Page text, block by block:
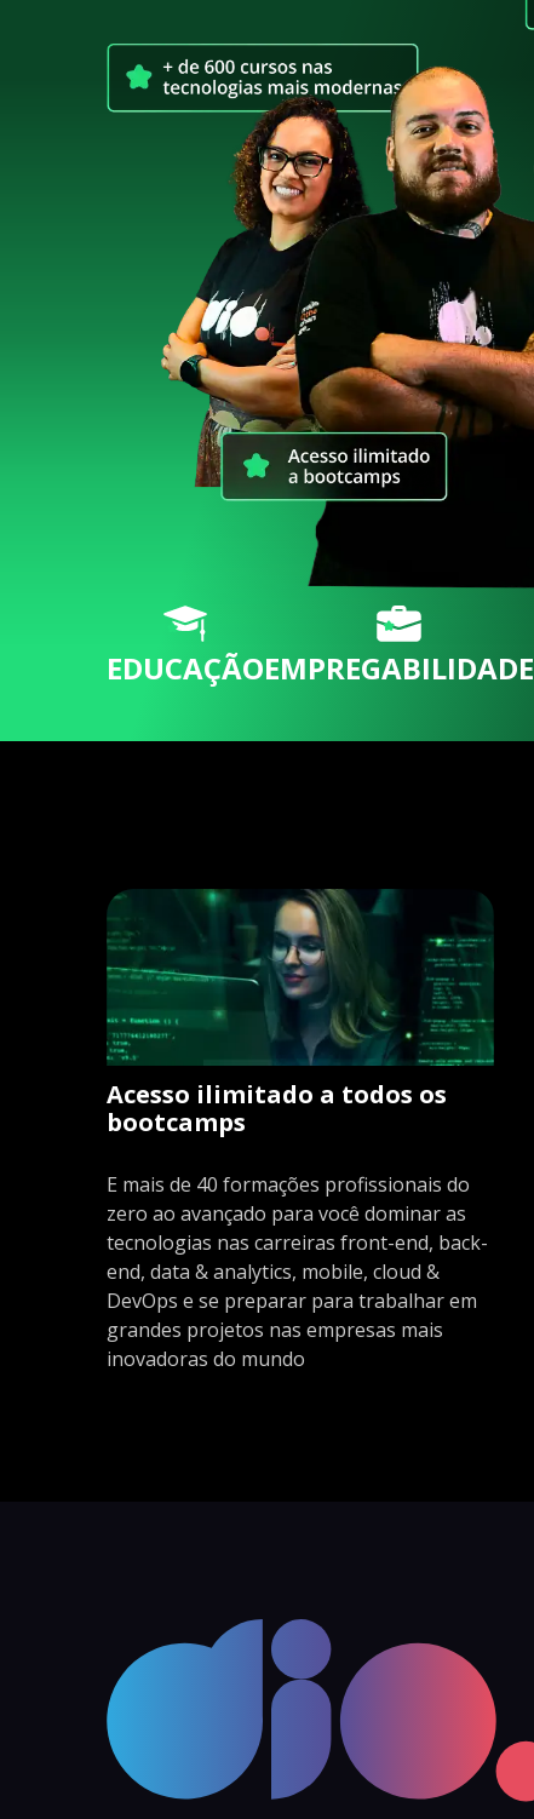
EDUCAÇÃOEMPREGABILIDADE
Acesso ilimitado a todos os
bootcamps
E mais de 40 formações profissionais do
zero ao avançado para você dominar as
tecnologias nas carreiras front-end, back-
end, data & analytics, mobile, cloud &
DevOps e se preparar para trabalhar em
grandes projetos nas empresas mais
inovadoras do mundo